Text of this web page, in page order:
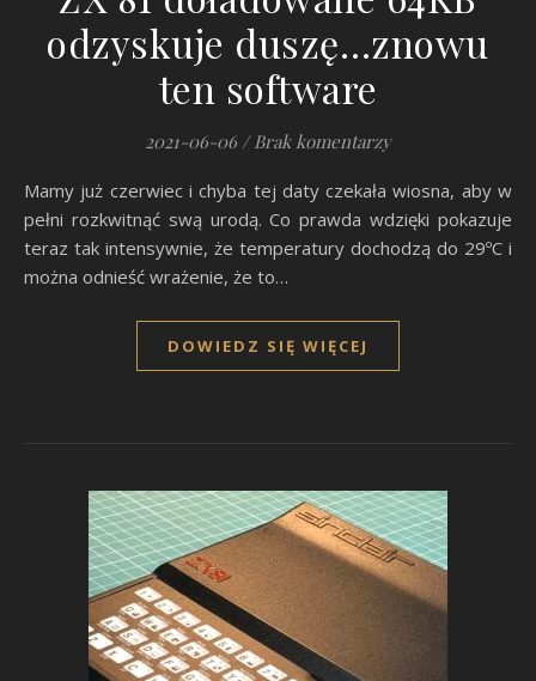
odzyskuje duszę…znowu
ten software
2021-06-06 / Brak komentarzy
Mamy już czerwiec i chyba tej daty czekała wiosna, aby w
pełni rozkwitnąć swą urodą. Co prawda wdzięki pokazuje
teraz tak intensywnie, że temperatury dochodzą do 29ºC i
można odnieść wrażenie, że to…
DOWIEDZ SIĘ WIĘCEJ